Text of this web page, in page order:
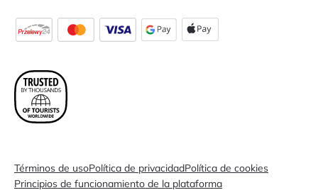
Términos de usoPolítica de privacidadPolítica de cookies
Principios de funcionamiento de la plataforma